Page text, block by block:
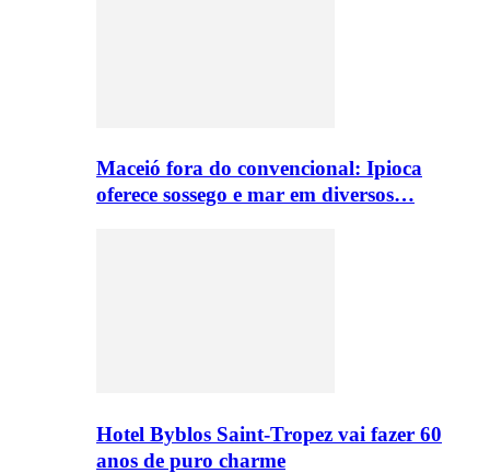
Maceió fora do convencional: Ipioca
oferece sossego e mar em diversos…
Hotel Byblos Saint-Tropez vai fazer 60
anos de puro charme